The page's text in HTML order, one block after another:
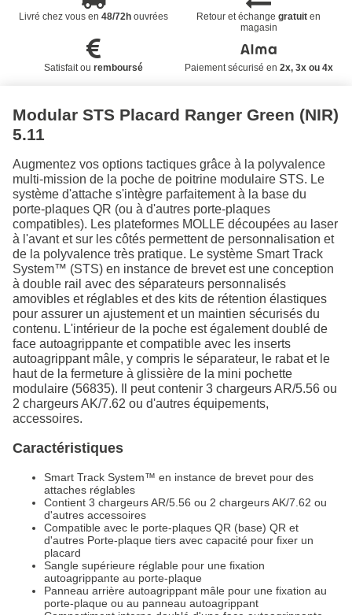
Livré chez vous en 48/72houvrées Retour et échangegratuit en
magasin
Satisfait ou remboursé Paiement sécurisé en 2x, 3x ou 4x
Modular STS Placard Ranger Green (NIR)
5.11
Augmentez vos options tactiques grâce à la polyvalence
multi-mission de la poche de poitrine modulaire STS. Le
système d'attache s'intègre parfaitement à la base du
porte-plaques QR (ou à d'autres porte-plaques
compatibles). Les plateformes MOLLE découpées au laser
à l'avant et sur les côtés permettent de personnalisation et
de la polyvalence très pratique. Le système Smart Track
System™ (STS) en instance de brevet est une conception
à double rail avec des séparateurs personnalisés
amovibles et réglables et des kits de rétention élastiques
pour assurer un ajustement et un maintien sécurisés du
contenu. L'intérieur de la poche est également doublé de
face autoagrippante et compatible avec les inserts
autoagrippant mâle, y compris le séparateur, le rabat et le
haut de la fermeture à glissière de la mini pochette
modulaire (56835). Il peut contenir 3 chargeurs AR/5.56 ou
2 chargeurs AK/7.62 ou d'autres équipements,
accessoires.
Caractéristiques
Smart Track System™ en instance de brevet pour des
attaches réglables
Contient 3 chargeurs AR/5.56 ou 2 chargeurs AK/7.62 ou
d'autres accessoires
Compatible avec le porte-plaques QR (base) QR et
d'autres Porte-plaque tiers avec capacité pour fixer un
placard
Sangle supérieure réglable pour une fixation
autoagrippante au porte-plaque
Panneau arrière autoagrippant mâle pour une fixation au
porte-plaque ou au panneau autoagrippant